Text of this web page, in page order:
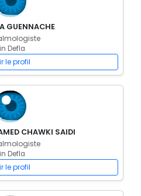
GUENNACHE
Defla
le profil
CHAWKI SAIDI
Defla
le profil